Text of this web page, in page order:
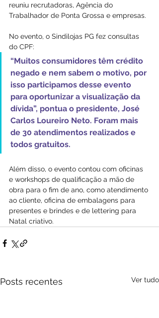
reuniu recrutadoras, Agência do
Trabalhador de Ponta Grossa e empresas.
No evento, o Sindilojas PG fez consultas
do CPF:
“Muitos consumidores têm crédito
negado e nem sabem o motivo, por
isso participamos desse evento
para oportunizar a visualização da
dívida”, pontua o presidente, José
Carlos Loureiro Neto. Foram mais
de 30 atendimentos realizados e
todos gratuitos.
Além disso, o evento contou com oficinas
e workshops de qualificação a mão de
obra para o fim de ano, como atendimento
ao cliente, oficina de embalagens para
presentes e brindes e de lettering para
Natal criativo.
Posts recentes Ver tudo